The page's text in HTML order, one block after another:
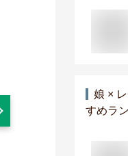
娘 ×
すめラ